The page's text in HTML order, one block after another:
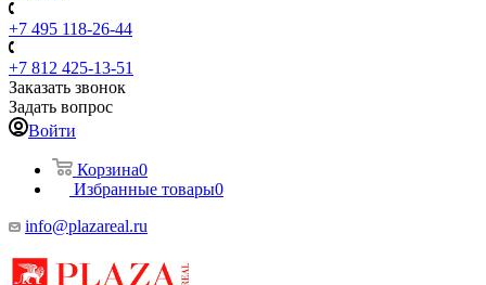
+7 495 118-26-44
+7 812 425-13-51
Заказать звонок
Задать вопрос
Войти
Корзина0
Избранные товары0
info@plazareal.ru